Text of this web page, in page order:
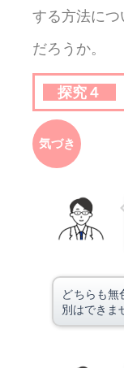
する方法に
だろうか。
探究４
気づき
どちらも無
別はできま